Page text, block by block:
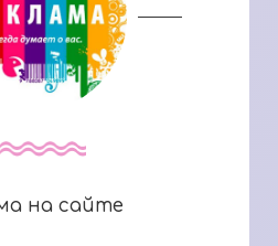
на сайте